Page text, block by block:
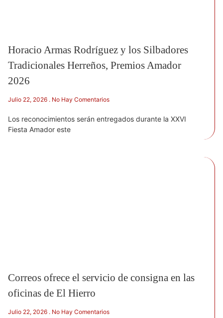
Horacio Armas Rodríguez y los Silbadores
Tradicionales Herreños, Premios Amador
2026
Julio 22, 2026 No Hay Comentarios
Los reconocimientos serán entregados durante la XXVI
Fiesta Amador este
Correos ofrece el servicio de consigna en las
oficinas de El Hierro
Julio 22, 2026 No Hay Comentarios